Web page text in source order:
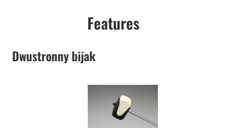
Features
Dwustronny bijak